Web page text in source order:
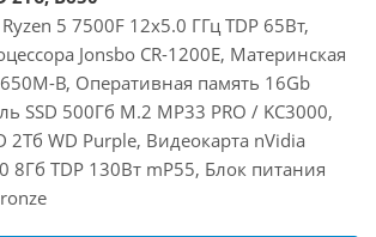
5 7500F 12x5.0 ГГц TDP 65Вт,
Jonsbo CR-1200E, Материнская
B, Оперативная память 16Gb
SSD 500Гб M.2 MP33 PRO / KC3000,
2Тб WD Purple, Видеокарта nVidia
8Гб TDP 130Вт mP55, Блок питания